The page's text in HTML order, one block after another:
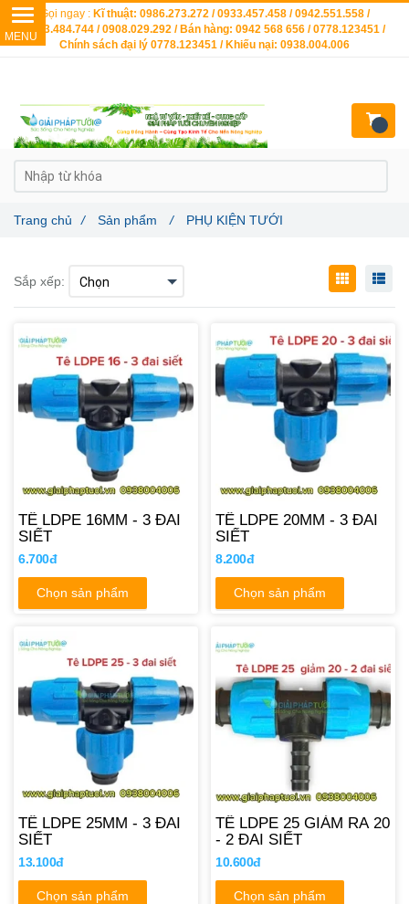
Sắp xếp:
TÊ LDPE 16MM - 3 ĐAI
SIẾT
6.700đ
Chọn sản phẩm
TÊ LDPE 20MM - 3 ĐAI
SIẾT
8.200đ
Chọn sản phẩm
TÊ LDPE 25MM - 3 ĐAI
SIẾT
13.100đ
Chọn sản phẩm
TÊ LDPE 25 GIẢM RA 20
- 2 ĐAI SIẾT
10.600đ
Chọn sản phẩm
Trang chủ / Sản phẩm / PHỤ KIỆN TƯỚI
Gọi ngay : Kĩ thuật: 0986.273.272 / 0933.457.458 / 0942.551.558 /
0903.484.744 / 0908.029.292 / Bán hàng: 0942 568 656 / 0778.123451 /
Chính sách đại lý 0778.123451 / Khiếu nại: 0938.004.006